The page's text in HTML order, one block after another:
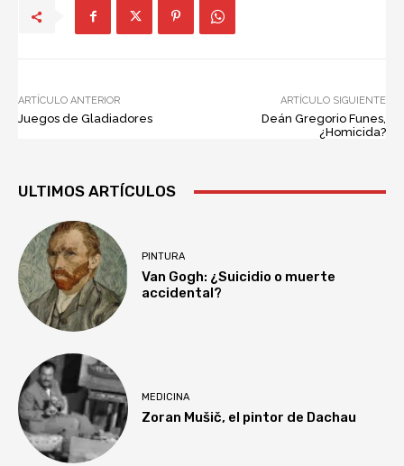
ARTÍCULO ANTERIOR
Juegos de Gladiadores
ARTÍCULO SIGUIENTE
Deán Gregorio Funes,
¿Homicida?
ULTIMOS ARTÍCULOS
PINTURA
Van Gogh: ¿Suicidio o muerte
accidental?
MEDICINA
Zoran Mušič, el pintor de Dachau